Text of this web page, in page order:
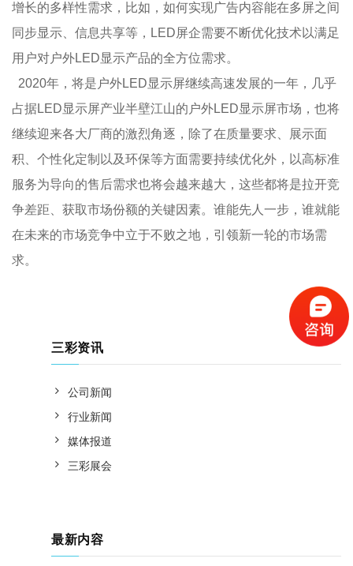
增长的多样性需求，比如，如何实现广告内容能在多屏之间
同步显示、信息共享等，LED屏企需要不断优化技术以满足
用户对户外LED显示产品的全方位需求。
2020年，将是户外LED显示屏继续高速发展的一年，几乎
占据LED显示屏产业半壁江山的户外LED显示屏市场，也将
继续迎来各大厂商的激烈角逐，除了在质量要求、展示面
积、个性化定制以及环保等方面需要持续优化外，以高标准
服务为导向的售后需求也将会越来越大，这些都将是拉开竞
争差距、获取市场份额的关键因素。谁能先人一步，谁就能
在未来的市场竞争中立于不败之地，引领新一轮的市场需
求。
三彩资讯
公司新闻
行业新闻
媒体报道
三彩展会
最新内容